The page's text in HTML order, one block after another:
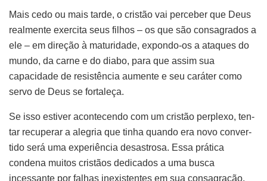
Mais cedo ou mais tarde, o cristão vai perceber que Deus
realmente exercita seus filhos – os que são consagrados a
ele – em direção à maturidade, expondo-os a ataques do
mundo, da carne e do diabo, para que assim sua
capacidade de resis­tência aumente e seu caráter como
servo de Deus se fortaleça.
Se isso estiver acontecendo com um cristão perplexo, ten­
tar recuperar a alegria que tinha quando era novo conver­
tido será uma experiência desastrosa. Essa prática
condena muitos cristãos dedicados a uma busca
incessante por falhas inexistentes em sua consagração.